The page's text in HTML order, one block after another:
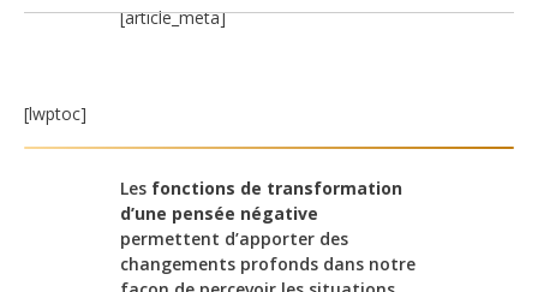
[article_meta]
[lwptoc]
Les fonctions de transformation
d’une pensée négative
permettent d’apporter des
changements profonds dans notre